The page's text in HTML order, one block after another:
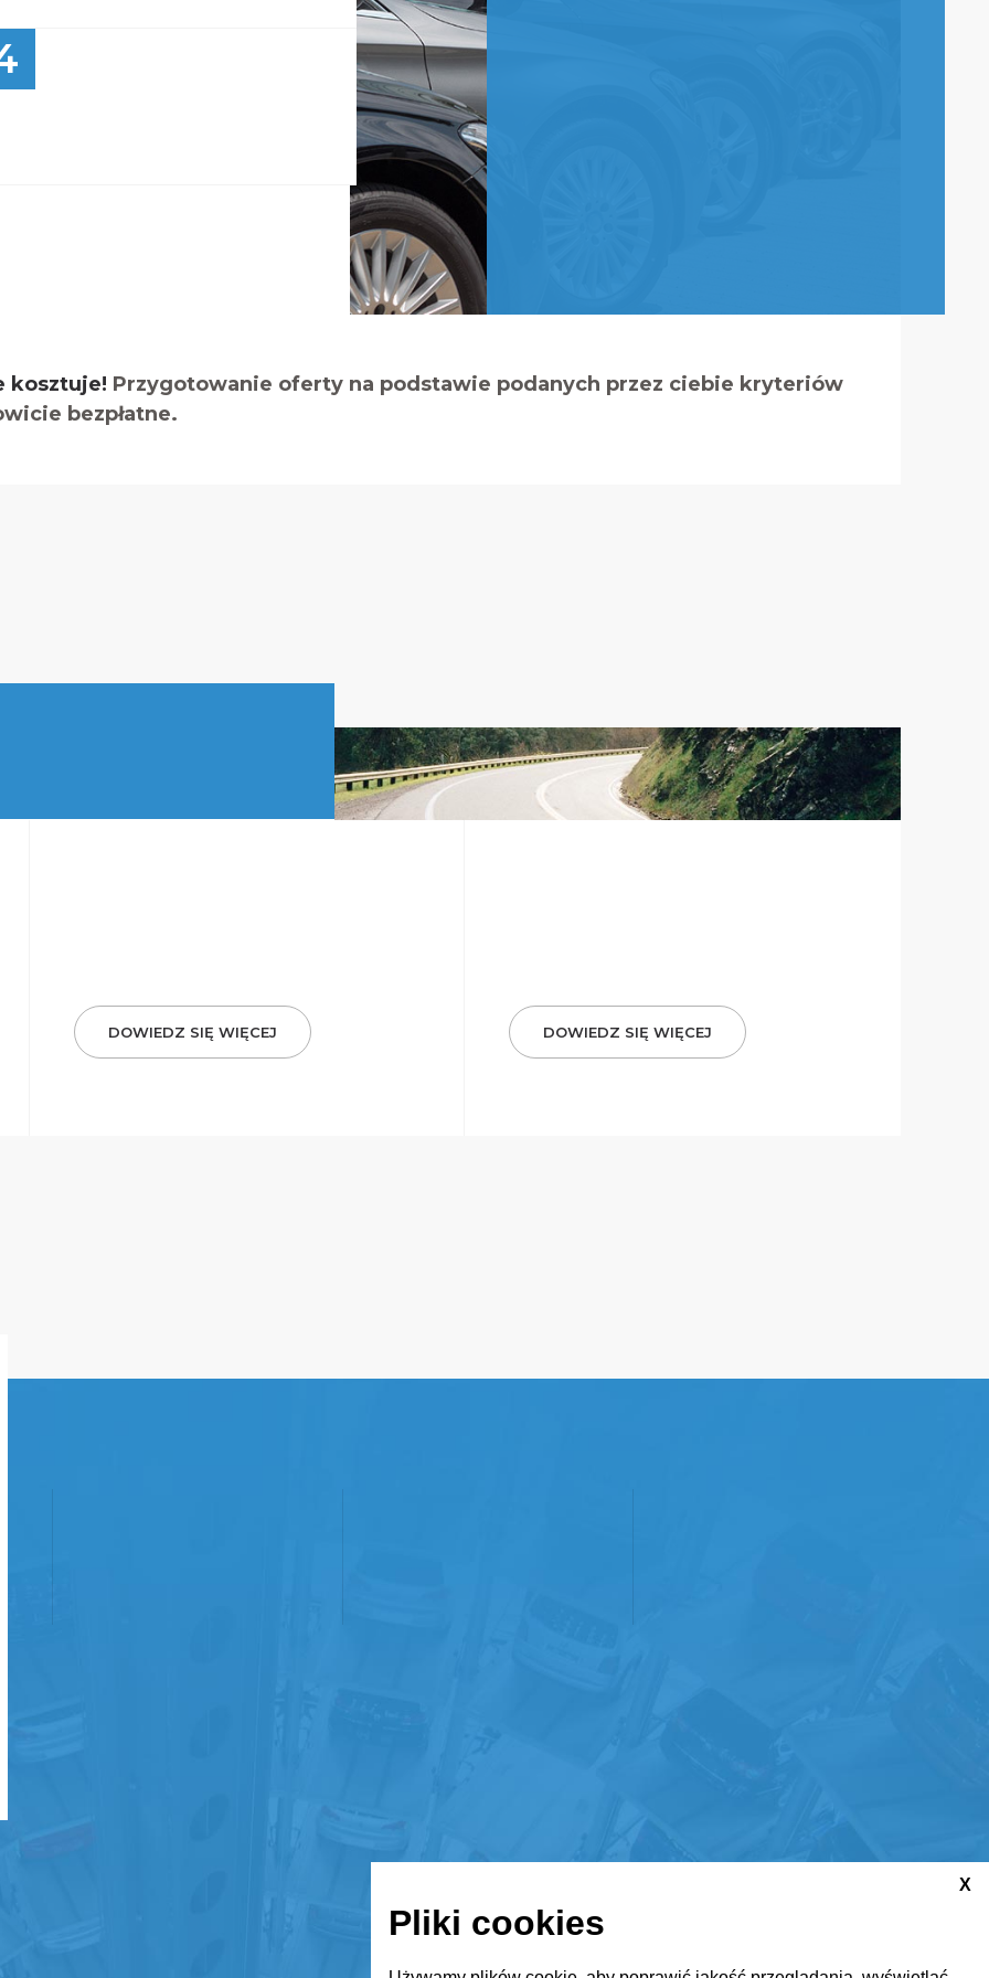
kosztuje! Przygotowanie oferty na podstawie podanych przez ciebie kryteriów
bezpłatne.
DOWIEDZ SIĘ WIĘCEJ DOWIEDZ SIĘ WIĘCEJ
X
Pliki cookies